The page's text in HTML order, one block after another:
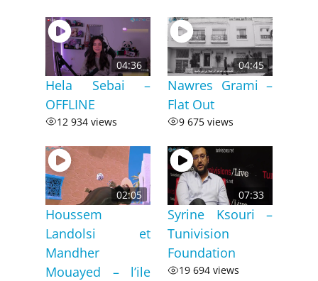
04:36
Hela Sebai –
OFFLINE
12 934 views
04:45
Nawres Grami –
Flat Out
9 675 views
02:05
Houssem
Landolsi et
Mandher
Mouayed – l’ile
07:33
Syrine Ksouri –
Tunivision
Foundation
19 694 views